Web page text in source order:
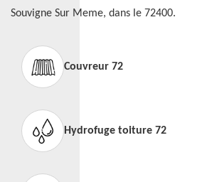
Souvigne Sur Meme, dans le 72400.
Couvreur 72
Hydrofuge toiture 72